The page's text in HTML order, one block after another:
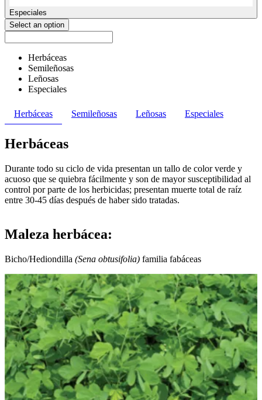
Especiales
Select an option
Herbáceas
Semileñosas
Leñosas
Especiales
Herbáceas Semileñosas Leñosas Especiales
Herbáceas
Durante todo su ciclo de vida presentan un tallo de color verde y
acuoso que se quiebra fácilmente y son de mayor susceptibilidad al
control por parte de los herbicidas; presentan muerte total de raíz
entre 30-45 días después de haber sido tratadas.
Maleza herbácea:
Bicho/Hediondilla (Sena obtusifolia) familia fabáceas